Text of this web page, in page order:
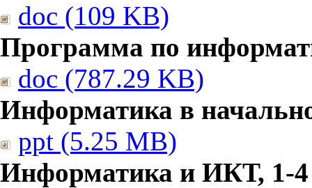
doc (109 KB)
Программа по
doc (787.29 KB)
Информатика в
ppt (5.25 MB)
Информатика и ИКТ, 1-4